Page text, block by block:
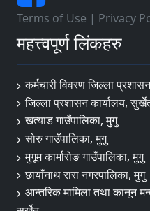
Terms of Use | Privacy
महत्त्वपूर्ण लिंकहरु
कर्मचारी विवरण जिल्ला
जिल्ला प्रशासन कार्यालय,
खत्याड गाउँपालिका, मुुगु
साेरु गाउँपालिका, मुगु
मुगूम कार्मारोङ गाउँपालिका, मुगु
छायाँनाथ रारा नगरपालिका, मुगु
आन्तरिक मामिला तथा कानून